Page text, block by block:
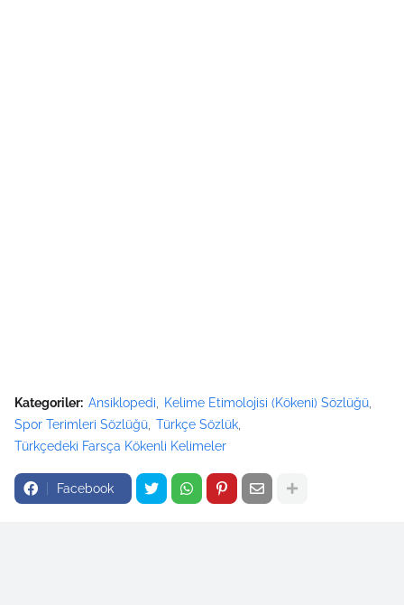
Kategoriler: Ansiklopedi
Kelime Etimolojisi (Kökeni) Sözlüğü
Spor Terimleri Sözlüğü Türkçe Sözlük
Türkçedeki Farsça Kökenli Kelimeler
Facebook